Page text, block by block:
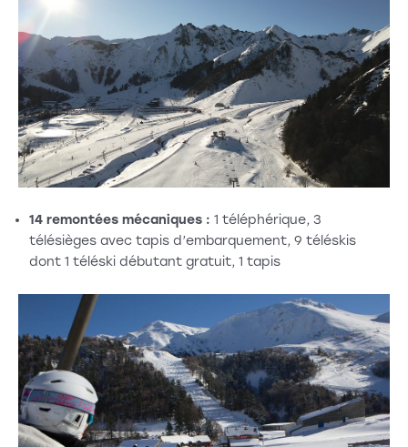
14 remontées mécaniques : 1 téléphérique, 3
télésièges avec tapis d’embarquement, 9 téléskis
dont 1 téléski débutant gratuit, 1 tapis